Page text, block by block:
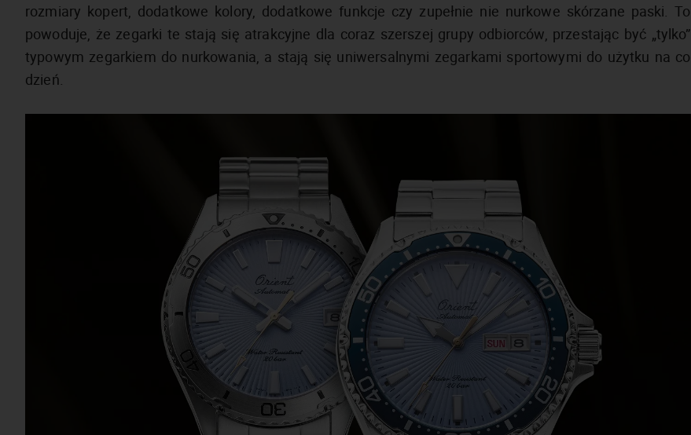
rozmiary kopert, dodatkowe kolory, dodatkowe funkcje czy zupełnie nie nurkowe skórzane paski. To
powoduje, że zegarki te stają się atrakcyjne dla coraz szerszej grupy odbiorców, przestając być „tylko”
typowym zegarkiem do nurkowania, a stają się uniwersalnymi zegarkami sportowymi do użytku na co
dzień.